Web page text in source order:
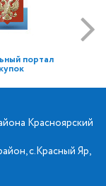
портал
Красноярский
с.Красный Яр,